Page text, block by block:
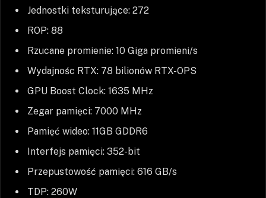
Jednostki teksturujące: 272
ROP: 88
Rzucane promienie: 10 Giga promieni/s
Wydajnośc RTX: 78 bilionów RTX-OPS
GPU Boost Clock: 1635 MHz
Zegar pamięci: 7000 MHz
Pamięć wideo: 11GB GDDR6
Interfejs pamięci: 352-bit
Przepustowość pamięci: 616 GB/s
TDP: 260W